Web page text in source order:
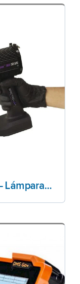
Spectro UV – Lámparas Portátil